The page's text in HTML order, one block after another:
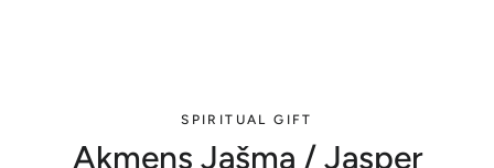
SPIRITUAL GIFT
Akmens Jašma / Jasper